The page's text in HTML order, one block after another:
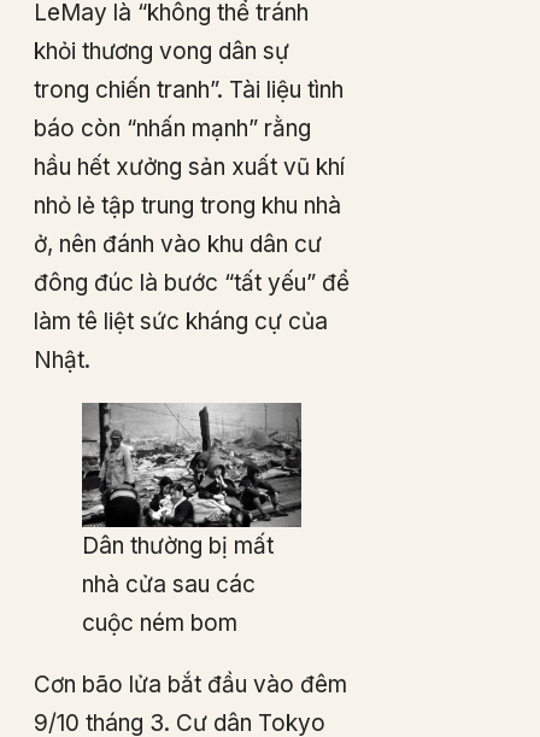
LeMay là “không thể tránh
khỏi thương vong dân sự
trong chiến tranh”. Tài liệu tình
báo còn “nhấn mạnh” rằng
hầu hết xưởng sản xuất vũ khí
nhỏ lẻ tập trung trong khu nhà
ở, nên đánh vào khu dân cư
đông đúc là bước “tất yếu” để
làm tê liệt sức kháng cự của
Nhật.
Dân thường bị mất
nhà cửa sau các
cuộc ném bom
Cơn bão lửa bắt đầu vào đêm
9/10 tháng 3. Cư dân Tokyo